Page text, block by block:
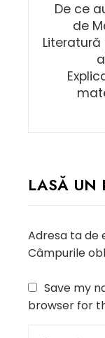
De ce
de
LASĂ UN
Adresa ta de
Câmpurile
Save my
browser for